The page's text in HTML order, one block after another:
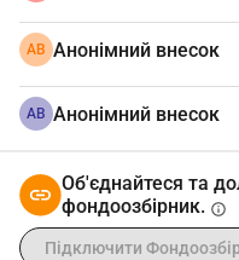
АВ Анонімний внесок
АВ Анонімний внесок
Об'єднайтеся та
фондоозбірник. info
Підключити